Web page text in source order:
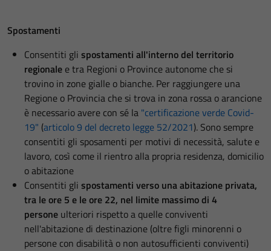
Spostamenti
Consentiti gli spostamenti all'interno del territorio
regionale e tra Regioni o Province autonome che si
trovino in zone gialle o bianche. Per raggiungere una
Regione o Provincia che si trova in zona rossa o arancione
è necessario avere con sé la "certificazione verde Covid-
19" (articolo 9 del decreto legge 52/2021). Sono sempre
consentiti gli sposamenti per motivi di necessità, salute e
lavoro, così come il rientro alla propria residenza, domicilio
o abitazione
Consentiti gli spostamenti verso una abitazione privata,
tra le ore 5 e le ore 22, nel limite massimo di 4
persone ulteriori rispetto a quelle conviventi
nell'abitazione di destinazione (oltre figli minorenni o
persone con disabilità o non autosufficienti conviventi)